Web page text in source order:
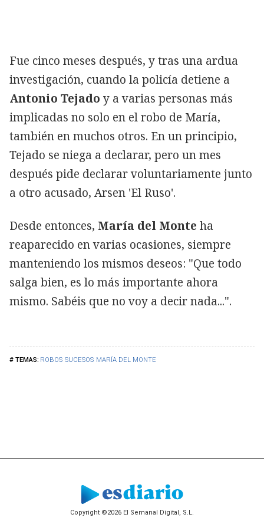
ROBOS SUCESOS MARÍA DEL MONTE
Fue cinco meses después, y tras una ardua
investigación, cuando la policía detiene a
Antonio Tejado y a varias personas más
implicadas no solo en el robo de María,
también en muchos otros. En un principio,
Tejado se niega a declarar, pero un mes
después pide declarar voluntariamente junto
a otro acusado, Arsen 'El Ruso'.
Desde entonces, María del Monte ha
reaparecido en varias ocasiones, siempre
manteniendo los mismos deseos: "Que todo
salga bien, es lo más importante ahora
mismo. Sabéis que no voy a decir nada...".
Copyright ©2026 El Semanal Digital, S.L.